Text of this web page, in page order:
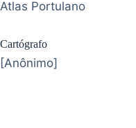
Atlas Portulano
Cartógrafo
[Anônimo]